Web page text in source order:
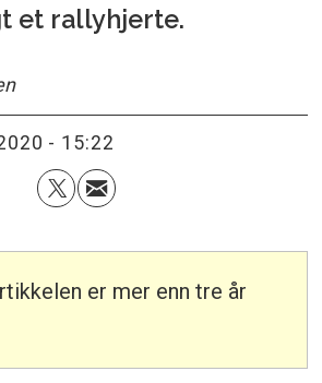
et rallyhjerte.
- 15:22
er mer enn tre år